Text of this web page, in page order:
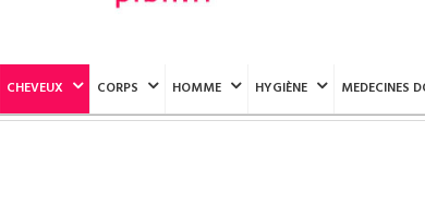
CHEVEUX CORPS HOMME HYGIÈNE MEDECINES